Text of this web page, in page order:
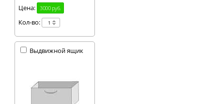
Цена: 3000 руб.
Кол-во:
Выдвижной ящик